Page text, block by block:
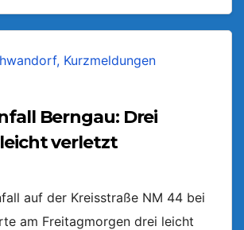
Berngau: Drei
verletzt
auf der Kreisstraße NM 44 bei
am Freitagmorgen drei leicht